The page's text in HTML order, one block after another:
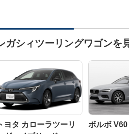
ガシィツーリングワゴンを
トヨタ カローラツーリ
ボルボ V60